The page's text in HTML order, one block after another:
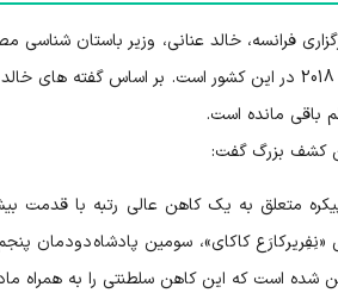
داد و اعلام کرد این جدیدترین اکتشاف سال 2018 در این کشور
باقی مانده است.
کشف بزرگ گفت:
کاکای»، سومین پادشاه دودمان
شده است که این کاهن سلطنتی را به همراه